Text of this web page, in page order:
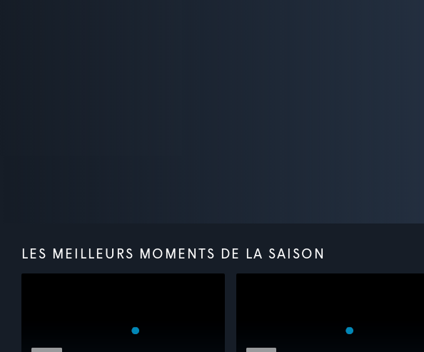
LES MEILLEURS MOMENTS DE LA SAISON